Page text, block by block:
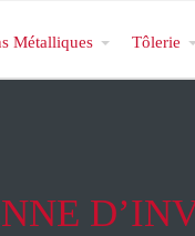
Métalliques Tôlerie